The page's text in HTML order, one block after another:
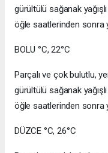
gürültülü sağanak
öğle saatlerinden sonra
BOLU °C, 22°C
Parçalı ve çok bulutlu,
gürültülü sağanak
öğle saatlerinden sonra
DÜZCE °C, 26°C